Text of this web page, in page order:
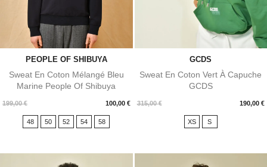
PEOPLE OF SHIBUYA
Sweat En Coton Mélangé Bleu
Marine People Of Shibuya
199,00 € 100,00 €
Prix
48 50 52 54 58
GCDS
Sweat En Coton Vert À Capuche
GCDS
315,00 € 190,00 €
Prix
XS S